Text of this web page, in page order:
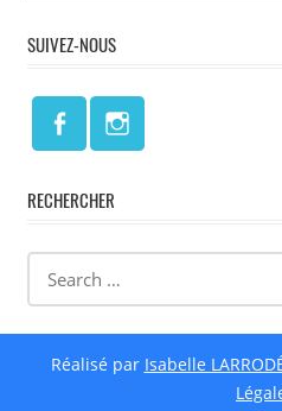
SUIVEZ-NOUS
RECHERCHER
Réalisé par Isabelle